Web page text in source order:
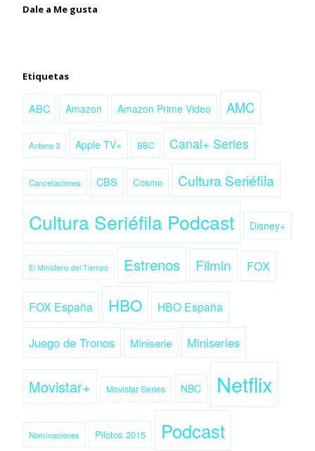
Dale a Me gusta
Etiquetas
ABC Amazon Amazon Prime Video AMC
Antena 3 Apple TV+ BBC Canal+ Series
Cancelaciones CBS Cosmo Cultura Seriéfila
Cultura Seriéfila Podcast Disney+
El Ministerio del Tiempo Estrenos Filmin FOX
FOX España HBO HBO España
Juego de Tronos Miniserie Miniseries
Movistar+ Movistar Series NBC Netflix
Nominaciones Pilotos 2015 Podcast